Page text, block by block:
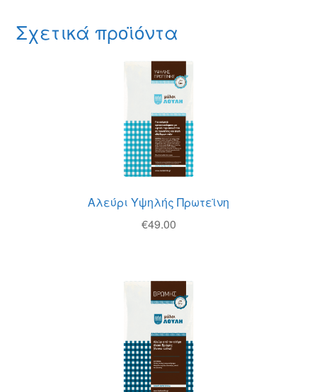
Σχετικά προϊόντα
Αλεύρι Υψηλής Πρωτεϊνη
€49.00